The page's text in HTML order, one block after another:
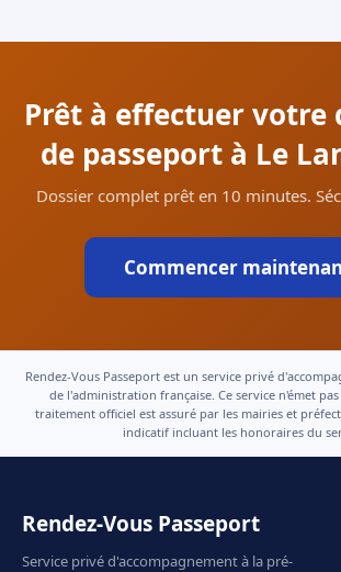
Prêt à effectuer votre
de passeport à Le
Dossier complet prêt en 10 minutes.
Commencer
Rendez-Vous Passeport est un service privé
de l'administration française. Ce service n'émet
traitement officiel est assuré par les mairies et
indicatif incluant les honoraires du
Rendez-Vous Passeport
Service privé d'accompagnement à la pré-